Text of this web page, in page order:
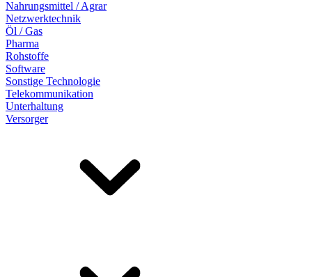
Nahrungsmittel / Agrar
Netzwerktechnik
Öl / Gas
Pharma
Rohstoffe
Software
Sonstige Technologie
Telekommunikation
Unterhaltung
Versorger